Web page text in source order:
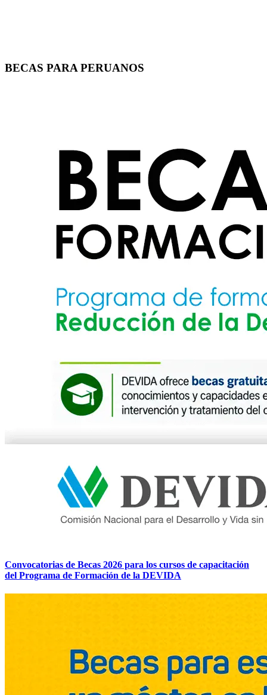
BECAS PARA PERUANOS
Convocatorias de Becas 2026 para los cursos de capacitación
del Programa de Formación de la DEVIDA